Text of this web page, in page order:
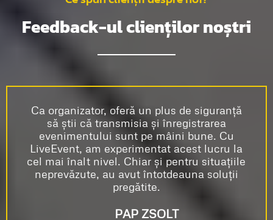
Feedback-ul clienților noștri
Ca organizator, oferă un plus de siguranță
să știi că transmisia și înregistrarea
evenimentului sunt pe mâini bune. Cu
LiveEvent, am experimentat acest lucru la
cel mai înalt nivel. Chiar și pentru situațiile
neprevăzute, au avut întotdeauna soluții
pregătite.
PAP ZSOLT